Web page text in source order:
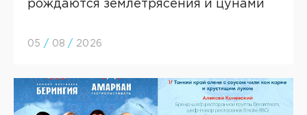
рождаются землетрясения и цунами
05 / 08 / 2026